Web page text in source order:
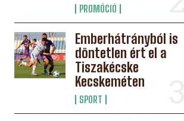
PROMÓCIÓ
Emberhátrányból is
döntetlen ért el a
Tiszakécske
Kecskeméten
SPORT